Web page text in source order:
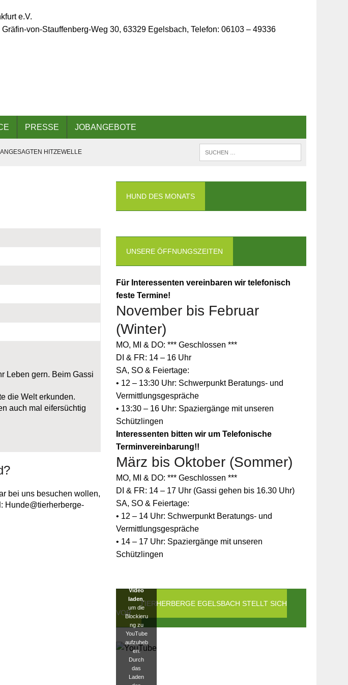
e.V.
von-Stauffenberg-Weg 30, 63329 Egelsbach, Telefon: 06103 – 49336
PRESSE JOBANGEBOTE
HITZEWELLE
Leben gern. Beim Gassi
die Welt erkunden.
auch mal eifersüchtig
bei uns besuchen wollen,
Hunde@tierherberge-
HUND DES MONATS
UNSERE ÖFFNUNGSZEITEN
Für Interessenten vereinbaren wir telefonisch
feste Termine!
November bis Februar
(Winter)
MO, MI & DO: *** Geschlossen ***
DI & FR: 14 – 16 Uhr
SA, SO & Feiertage:
• 12 – 13:30 Uhr: Schwerpunkt Beratungs- und
Vermittlungsgespräche
• 13:30 – 16 Uhr: Spaziergänge mit unseren
Schützlingen
Interessenten bitten wir um Telefonische
Terminvereinbarung!!
März bis Oktober (Sommer)
MO, MI & DO: *** Geschlossen ***
DI & FR: 14 – 17 Uhr (Gassi gehen bis 16.30 Uhr)
SA, SO & Feiertage:
• 12 – 14 Uhr: Schwerpunkt Beratungs- und
Vermittlungsgespräche
• 14 – 17 Uhr: Spaziergänge mit unseren
Schützlingen
DIE TIERHERBERGE EGELSBACH STELLT SICH
VOR
Zum
Schutz
Ihrer
persönlic
hen
Daten ist
die
Verbindun
g zu
blockiert
Video
laden
um die
Blockieru
ng zu
YouTube
aufzuheb
en.
Durch
das
Laden